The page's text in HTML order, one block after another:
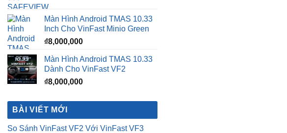
₫16,500,000.là:
₫12,500,000.
Màn Hình Android TMAS 10.33
Inch Cho VinFast Minio Green
₫8,000,000
Màn Hình Android TMAS 10.33
Dành Cho VinFast VF2
₫8,000,000
BÀI VIẾT MỚI
So Sánh VinFast VF2 Với VinFast VF3